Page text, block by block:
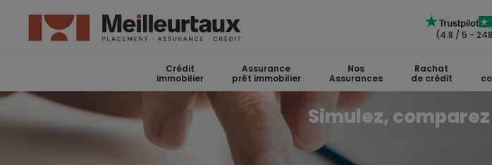
(4.8 / 5 -
Crédit
immobilier
Assurance
prêt immobilier
Nos
Assurances
Rachat
de crédit
Simulez,